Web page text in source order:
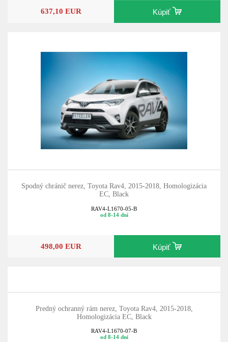
637,10 EUR Kúpiť
Spodný chránič nerez, Toyota Rav4, 2015-2018, Homologizácia
EC, Black
RAV4-L1670-05-B
od 8-14 dní
498,00 EUR Kúpiť
Predný ochranný rám nerez, Toyota Rav4, 2015-2018,
Homologizácia EC, Black
RAV4-L1670-07-B
od 8-14 dní